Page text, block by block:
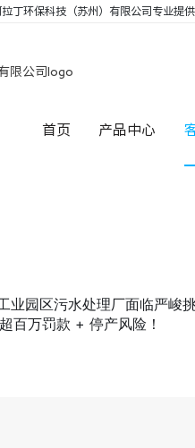
拉丁环保科技（苏州）有限公司专业提
首页 产品中心
客户案例>园区污水处理厂
业园区污水处理厂面临严峻
百万罚款 + 停产风险！